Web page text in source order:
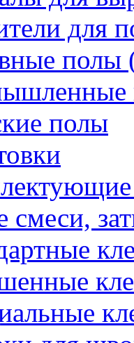
для
полы
полы
смеси,